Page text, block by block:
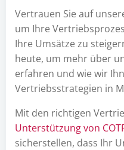
Vertrauen Sie auf
um Ihre
Ihre Umsätze zu
heute, um mehr über
erfahren und wie wir
Vertriebsstrategien in
Mit den richtigen
Unterstützung von
sicherstellen, dass Ihr